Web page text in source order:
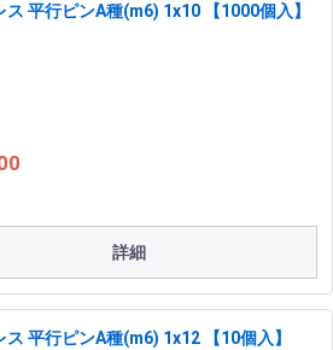
ス 平行ピンA種(m6) 1x10 【1000個入】
詳細
ス 平行ピンA種(m6) 1x12 【10個入】